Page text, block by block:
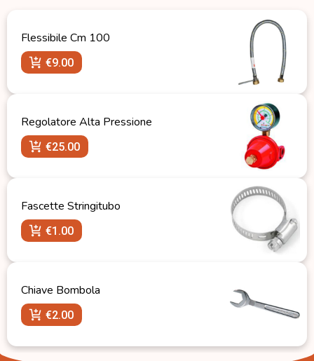
Flessibile Cm 100
€9.00
Regolatore Alta Pressione
€25.00
Fascette Stringitubo
€1.00
Chiave Bombola
€2.00